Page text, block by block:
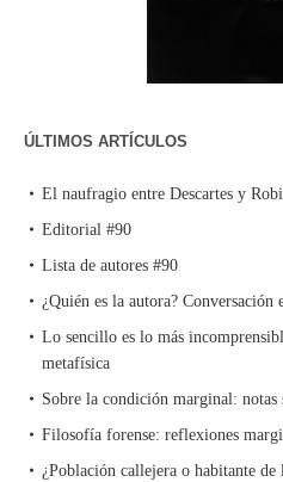
ÚLTIMOS ARTÍCULOS
El naufragio entre Descartes y
Editorial #90
Lista de autores #90
¿Quién es la autora? Conversación
Lo sencillo es lo más
metafísica
Sobre la condición marginal: notas
Filosofía forense: reflexiones
¿Población callejera o habitante